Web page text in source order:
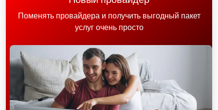
Поменять провайдера и получить выгодный пакет
услуг очень просто